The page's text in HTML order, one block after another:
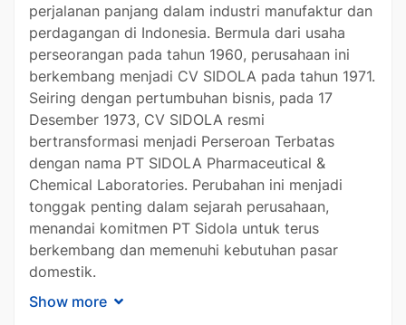
perjalanan panjang dalam industri manufaktur dan
perdagangan di Indonesia. Bermula dari usaha
perseorangan pada tahun 1960, perusahaan ini
berkembang menjadi CV SIDOLA pada tahun 1971.
Seiring dengan pertumbuhan bisnis, pada 17
Desember 1973, CV SIDOLA resmi
bertransformasi menjadi Perseroan Terbatas
dengan nama PT SIDOLA Pharmaceutical &
Chemical Laboratories. Perubahan ini menjadi
tonggak penting dalam sejarah perusahaan,
menandai komitmen PT Sidola untuk terus
berkembang dan memenuhi kebutuhan pasar
domestik.
Show more